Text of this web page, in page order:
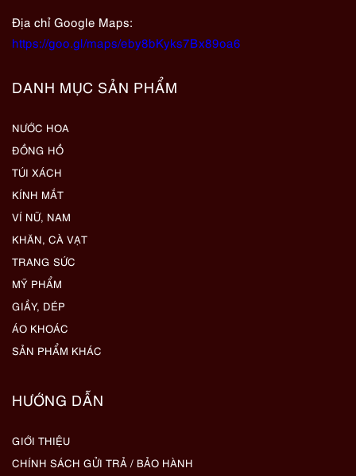
Địa chỉ Google Maps:
https://goo.gl/maps/eby8bKyks7Bx89oa6
DANH MỤC SẢN PHẨM
NƯỚC HOA
ĐỒNG HỒ
TÚI XÁCH
KÍNH MẮT
VÍ NỮ, NAM
KHĂN, CÀ VẠT
TRANG SỨC
MỸ PHẨM
GIẦY, DÉP
ÁO KHOÁC
SẢN PHẨM KHÁC
HƯỚNG DẪN
GIỚI THIỆU
CHÍNH SÁCH GỬI TRẢ / BẢO HÀNH